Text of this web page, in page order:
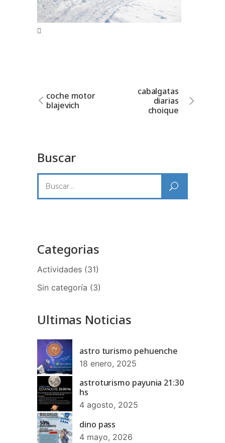
coche motor
blajevich
cabalgatas
diarias
choique
Buscar
Categorias
Actividades (31)
Sin categoría (3)
Ultimas Noticias
astro turismo pehuenche
18 enero, 2025
astroturismo payunia 21:30
hs
4 agosto, 2025
dino pass
4 mayo, 2026